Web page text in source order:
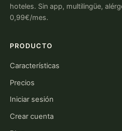
hoteles. Sin app, multilingüe,
0,99€/mes.
PRODUCTO
Características
Precios
Iniciar sesión
Crear cuenta